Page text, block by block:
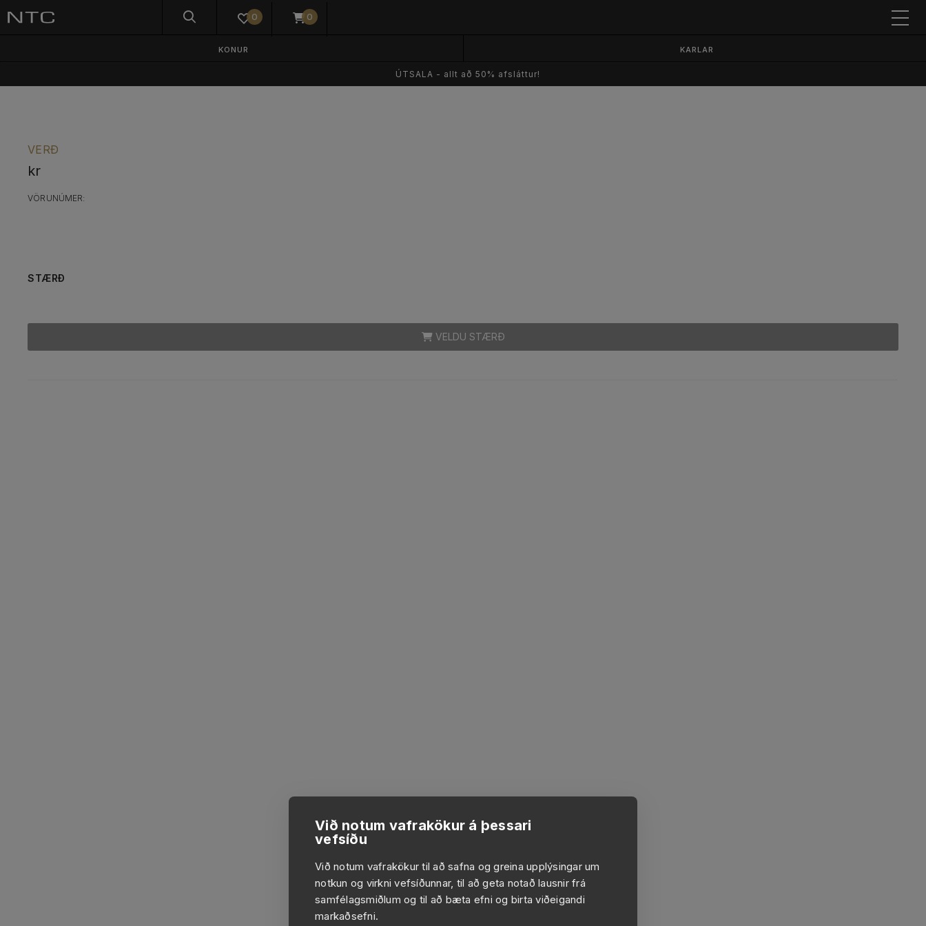
Við notum vafrakökur á þessari
vefsíðu
Við notum vafrakökur til að safna og greina upplýsingar um
notkun og virkni vefsíðunnar, til að geta notað lausnir frá
samfélagsmiðlum og til að bæta efni og birta viðeigandi
markaðsefni.
0 0
KONUR KARLAR
ÚTSALA - allt að 50% afsláttur!
VERÐ
kr
VÖRUNÚMER:
STÆRÐ
VELDU STÆRÐ